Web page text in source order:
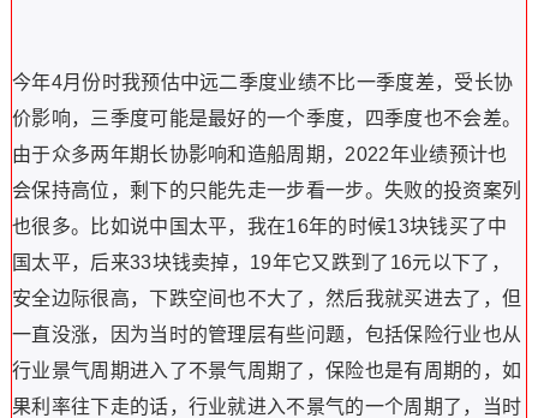
今年4月份时我预估中远二季度业绩不比一季度差，受长协
价影响，三季度可能是最好的一个季度，四季度也不会差。
由于众多两年期长协影响和造船周期，2022年业绩预计也
会保持高位，剩下的只能先走一步看一步。失败的投资案列
也很多。比如说中国太平，我在16年的时候13块钱买了中
国太平，后来33块钱卖掉，19年它又跌到了16元以下了，
安全边际很高，下跌空间也不大了，然后我就买进去了，但
一直没涨，因为当时的管理层有些问题，包括保险行业也从
行业景气周期进入了不景气周期了，保险也是有周期的，如
果利率往下走的话，行业就进入不景气的一个周期了，当时